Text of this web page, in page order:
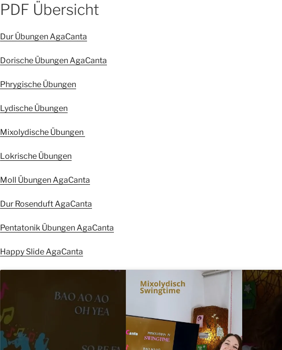
PDF Übersicht
Dur Übungen AgaCanta
Dorische Übungen AgaCanta
Phrygische Übungen
Lydische Übungen
Mixolydische Übungen
Lokrische Übungen
Moll Übungen AgaCanta
Dur Rosenduft AgaCanta
Pentatonik Übungen AgaCanta
Happy Slide AgaCanta